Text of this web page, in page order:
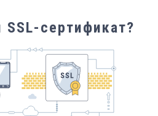
сертификат?